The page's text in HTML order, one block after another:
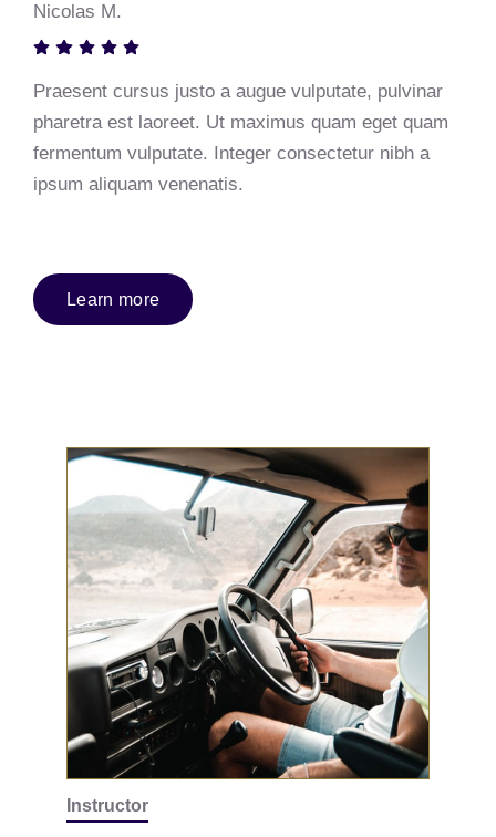
Instructor
Nicolas M.
Praesent cursus justo a augue vulputate, pulvinar
pharetra est laoreet. Ut maximus quam eget quam
fermentum vulputate. Integer consectetur nibh a
ipsum aliquam venenatis.
Learn more